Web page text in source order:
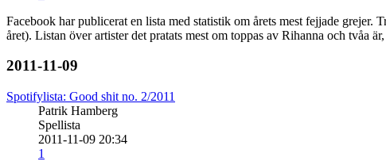
Facebook har publicerat en lista med statistik om årets mest fejjade grejer.
året). Listan över artister det pratats mest om toppas av Rihanna och
2011-11-09
Spotifylista: Good shit no. 2/2011
Patrik Hamberg
Spellista
2011-11-09 20:34
1